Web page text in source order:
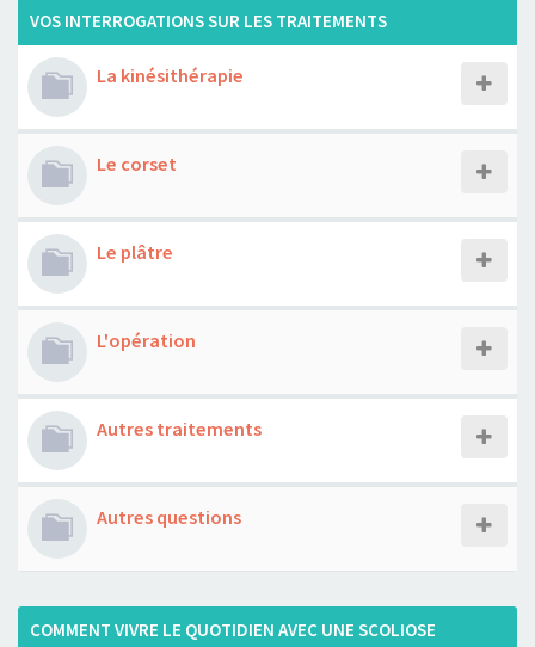
VOS INTERROGATIONS SUR LES TRAITEMENTS
La kinésithérapie
Le corset
Le plâtre
L'opération
Autres traitements
Autres questions
COMMENT VIVRE LE QUOTIDIEN AVEC UNE SCOLIOSE